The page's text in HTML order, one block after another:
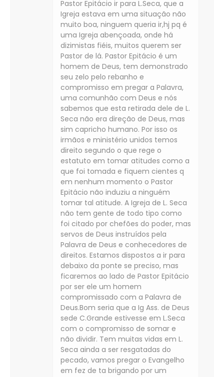
Pastor Epitácio ir para L.Seca, que a
Igreja estava em uma situação não
muito boa, ninguem queria ir,hj pq é
uma Igreja abençoada, onde há
dizimistas fiéis, muitos querem ser
Pastor de lá. Pastor Epitácio é um
homem de Deus, tem demonstrado
seu zelo pelo rebanho e
compromisso em pregar a Palavra,
uma comunhão com Deus e nós
sabemos que esta retirada dele de L.
Seca não era direção de Deus, mas
sim capricho humano. Por isso os
irmãos e ministério unidos temos
direito segundo o que rege o
estatuto em tomar atitudes como a
que foi tomada e fiquem cientes q
em nenhum momento o Pastor
Epitácio não induziu a ninguém
tomar tal atitude. A Igreja de L. Seca
não tem gente de todo tipo como
foi citado por chefões do poder, mas
servos de Deus instruídos pela
Palavra de Deus e conhecedores de
direitos. Estamos dispostos a ir para
debaixo da ponte se preciso, mas
ficaremos ao lado de Pastor Epitácio
por ser ele um homem
compromissado com a Palavra de
Deus.Bom seria que a Ig Ass. de Deus
sede C.Grande estivesse em L.Seca
com o compromisso de somar e
não dividir. Tem muitas vidas em L.
Seca ainda a ser resgatadas do
pecado, vamos pregar o Evangelho
em fez de ta brigando por um